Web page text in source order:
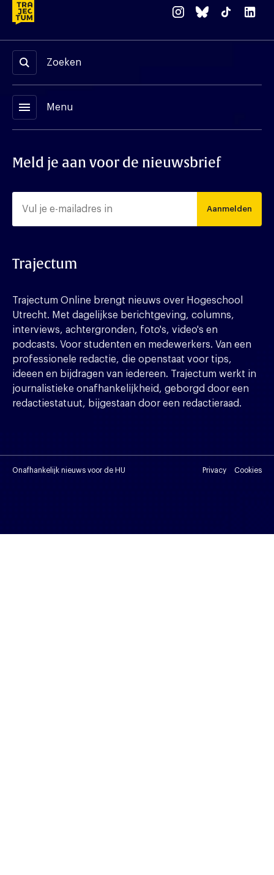
Zoeken
menu Menu
Meld je aan voor de nieuwsbrief
Aanmelden
Trajectum
Trajectum Online brengt nieuws over Hogeschool
Utrecht. Met dagelijkse berichtgeving, columns,
interviews, achtergronden, foto's, video's en
podcasts. Voor studenten en medewerkers. Van een
professionele redactie, die openstaat voor tips,
ideeen en bijdragen van iedereen. Trajectum werkt in
journalistieke onafhankelijkheid, geborgd door een
redactiestatuut, bijgestaan door een redactieraad.
Onafhankelijk nieuws voor de HU Privacy Cookies